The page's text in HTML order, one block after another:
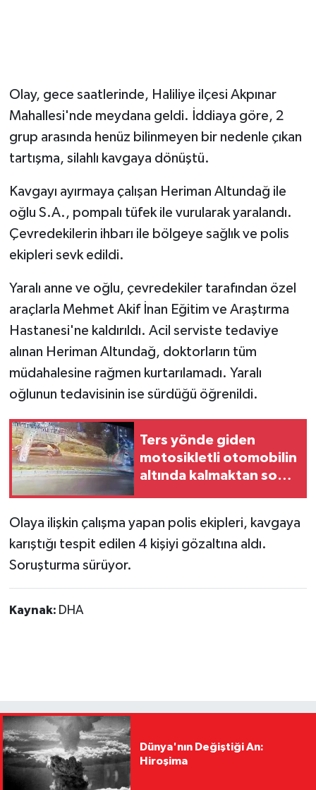
Olay, gece saatlerinde, Haliliye ilçesi Akpınar
Mahallesi'nde meydana geldi. İddiaya göre, 2
grup arasında henüz bilinmeyen bir nedenle çıkan
tartışma, silahlı kavgaya dönüştü.
Kavgayı ayırmaya çalışan Heriman Altundağ ile
oğlu S.A., pompalı tüfek ile vurularak yaralandı.
Çevredekilerin ihbarı ile bölgeye sağlık ve polis
ekipleri sevk edildi.
Yaralı anne ve oğlu, çevredekiler tarafından özel
araçlarla Mehmet Akif İnan Eğitim ve Araştırma
Hastanesi'ne kaldırıldı. Acil serviste tedaviye
alınan Heriman Altundağ, doktorların tüm
müdahalesine rağmen kurtarılamadı. Yaralı
oğlunun tedavisinin ise sürdüğü öğrenildi.
Ters yönde giden
motosikletli otomobilin
altında kalmaktan son
Olaya ilişkin çalışma yapan polis ekipleri, kavgaya
karıştığı tespit edilen 4 kişiyi gözaltına aldı.
Soruşturma sürüyor.
Kaynak: DHA
Dünya'nın Değiştiği An:
Hiroşima